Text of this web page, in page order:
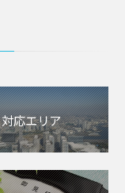
対応エリア